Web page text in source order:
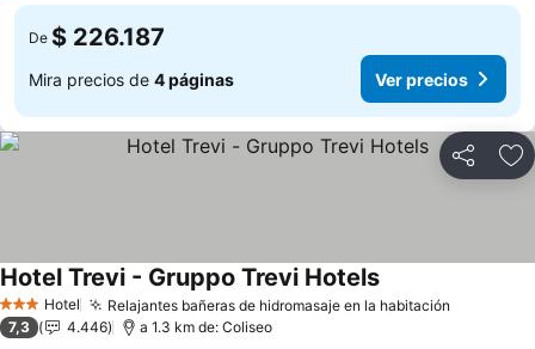
De $ 226.187
Mira precios de 4 páginas Ver precios
Compartir
3 Estrellas
Hotel Relajantes bañeras de hidromasaje en la habitación
Hotel Trevi - Gruppo Trevi HotelsVer precios
7,3 4.446 a 1.3 km de: Coliseo